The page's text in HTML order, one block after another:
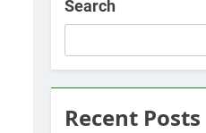
Search
Recent Posts